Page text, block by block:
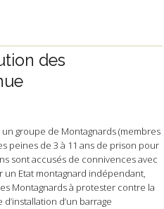
des
groupe de Montagnards (membres
peines de 3 à 11 ans de prison pour
sont accusés de connivences avec
un Etat montagnard indépendant,
Montagnards à protester contre la
d’un barrage